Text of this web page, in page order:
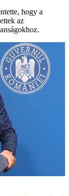
hogy a
az